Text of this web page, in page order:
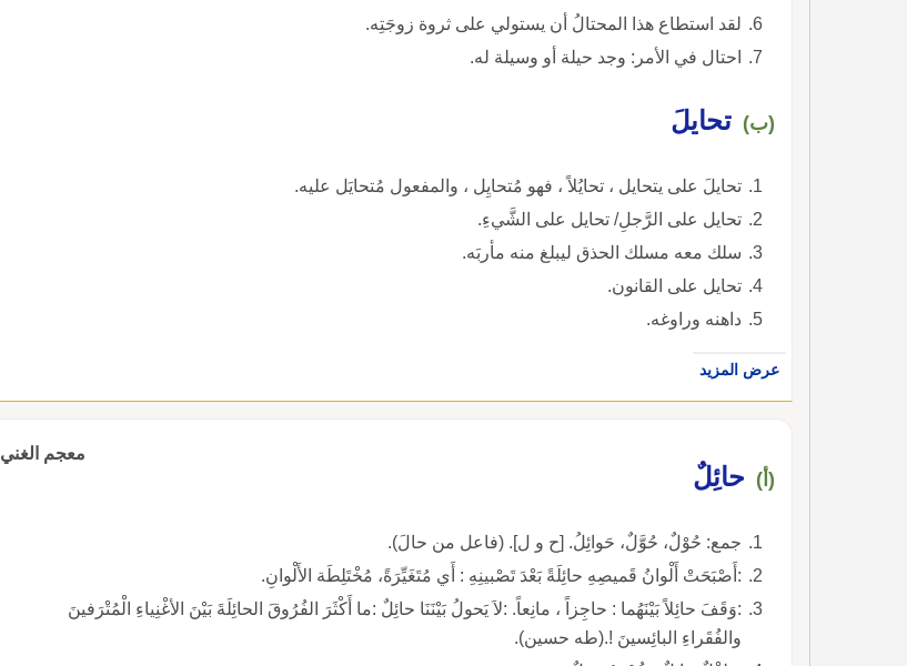
لقد استطاع هذا المحتالُ أن يستولي على ثروة زوجَتِه.
احتال في الأمر: وجد حيلة أو وسيلة له.
(ب) تحايلَ
تحايلَ على يتحايل ، تحايُلاً ، فهو مُتحايِل ، والمفعول مُتحايَل عليه.
تحايل على الرَّجلِ/ تحايل على الشَّيءِ.
سلك معه مسلك الحذق ليبلغ منه مأربَه.
تحايل على القانون.
داهنه وراوغه.
عرض المزيد
معجم الغني
(أ) حائِلٌ
جمع: حُوْلٌ، حُوَّلٌ، حَوائِلُ. [ح و ل]. (فاعل من حالَ).
:أَصْبَحَتْ أَلْوانُ قَميصِهِ حائِلَةً بَعْدَ تَصْبينِهِ : أَي مُتَغَيِّرَةً، مُخْتَلِطَة الأَلْوانِ.
:وَقَفَ حائِلاً بَيْنَهُما : حاجِزاً ، مانِعاً. :لاَ يَحولُ بَيْنَنَا حائِلٌ :ما أَكْثَرَ الفُرُوقَ الحائِلَةَ بَيْنَ الأغْنِياءِ الْمُتْرَفينَ
والفُقَراءِ البائِسينَ !.(طه حسين).